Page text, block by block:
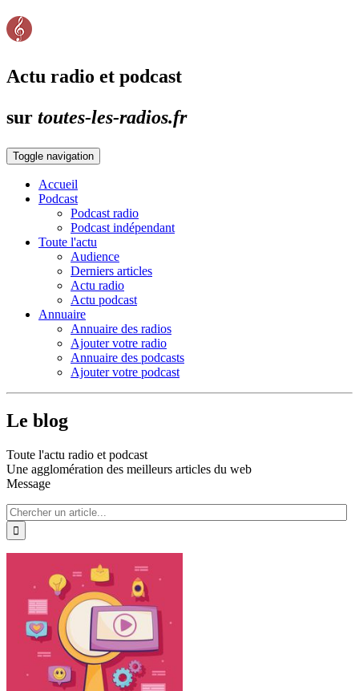
Actu radio et podcast
sur toutes-les-radios.fr
Toggle navigation
Accueil
Podcast
Podcast radio
Podcast indépendant
Toute l'actu
Audience
Derniers articles
Actu radio
Actu podcast
Annuaire
Annuaire des radios
Ajouter votre radio
Annuaire des podcasts
Ajouter votre podcast
Le blog
Toute l'actu radio et podcast
Une agglomération des meilleurs articles du web
Message